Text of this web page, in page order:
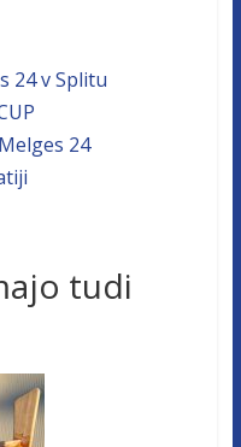
24 v Splitu
24
tudi